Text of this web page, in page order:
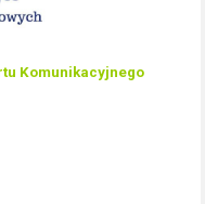
Komunikacyjnego